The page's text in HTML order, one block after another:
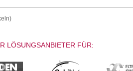
LÖSUNGSANBIETER FÜR: